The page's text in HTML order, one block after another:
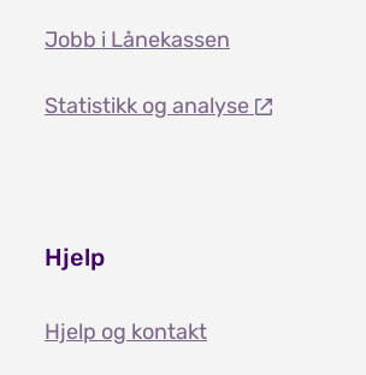
Jobb i Lånekassen
Statistikk og analyse
Hjelp
Hjelp og kontakt